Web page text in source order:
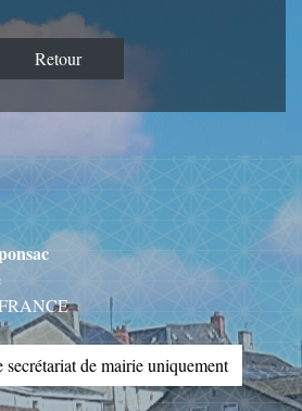
Retour
de mairie uniquement